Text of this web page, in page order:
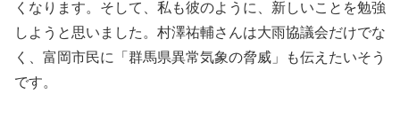
くなります。そして、私も彼のように、新しいことを勉強
しようと思いました。村澤祐輔さんは大雨協議会だけでな
く、富岡市民に「群馬県異常気象の脅威」も伝えたいそう
です。